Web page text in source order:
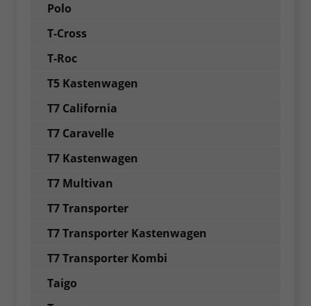
Polo
T-Cross
T-Roc
T5 Kastenwagen
T7 California
T7 Caravelle
T7 Kastenwagen
T7 Multivan
T7 Transporter
T7 Transporter Kastenwagen
T7 Transporter Kombi
Taigo